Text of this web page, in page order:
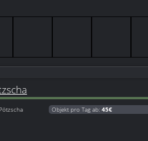
Objekt pro Tag ab: 45€